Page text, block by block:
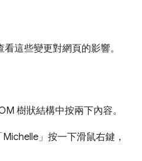
這些變更對網頁的影響。
樹狀結構中按兩下內容。
」 按一下滑鼠右鍵，